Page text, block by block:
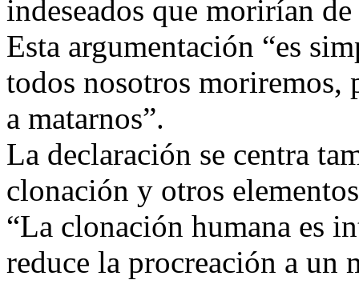
indeseados que morirían
Esta argumentación “es
todos nosotros moriremos,
a matarnos”.
La declaración se centra
clonación y otros
“La clonación humana es
reduce la procreación a un